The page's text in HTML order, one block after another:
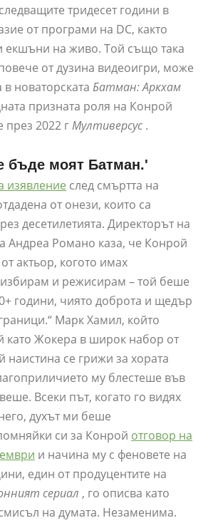
тридесет години в
от програми на DC, както
екшъни на живо. Той също така
от дузина видеоигри, може
новаторската Батман: Аркхам
призната роля на Конрой
през 2022 гМултиверсус .
бъде моят Батман.'
изявление след смъртта на
от онези, които са
десетилетията. Директорът на
Андреа Романо каза, че Конрой
актьор, когото имах
избирам и режисирам – той беше
години, чиято доброта и щедър
Марк Хамил, който
като Жокера в широк набор от
наистина се грижи за хората
му блестеше във
Всеки път, когато го видях
духът ми беше
си за Конрой отговор на
и начина му с феновете на
един от продуцентите на
сериал , го описва като
на думата. Незаменима.